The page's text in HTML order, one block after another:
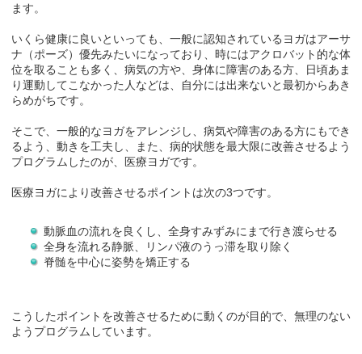
ます。
いくら健康に良いといっても、一般に認知されているヨガはアーサ
ナ（ポーズ）優先みたいになっており、時にはアクロバット的な体
位を取ることも多く、病気の方や、身体に障害のある方、日頃あま
り運動してこなかった人などは、自分には出来ないと最初からあき
らめがちです。
そこで、一般的なヨガをアレンジし、病気や障害のある方にもでき
るよう、動きを工夫し、また、病的状態を最大限に改善させるよう
プログラムしたのが、医療ヨガです。
医療ヨガにより改善させるポイントは次の3つです。
動脈血の流れを良くし、全身すみずみにまで行き渡らせる
全身を流れる静脈、リンパ液のうっ滞を取り除く
脊髄を中心に姿勢を矯正する
こうしたポイントを改善させるために動くのが目的で、無理のない
ようプログラムしています。